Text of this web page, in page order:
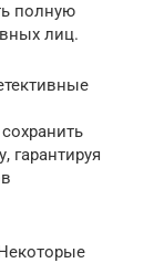
полную
лиц.
гарантируя